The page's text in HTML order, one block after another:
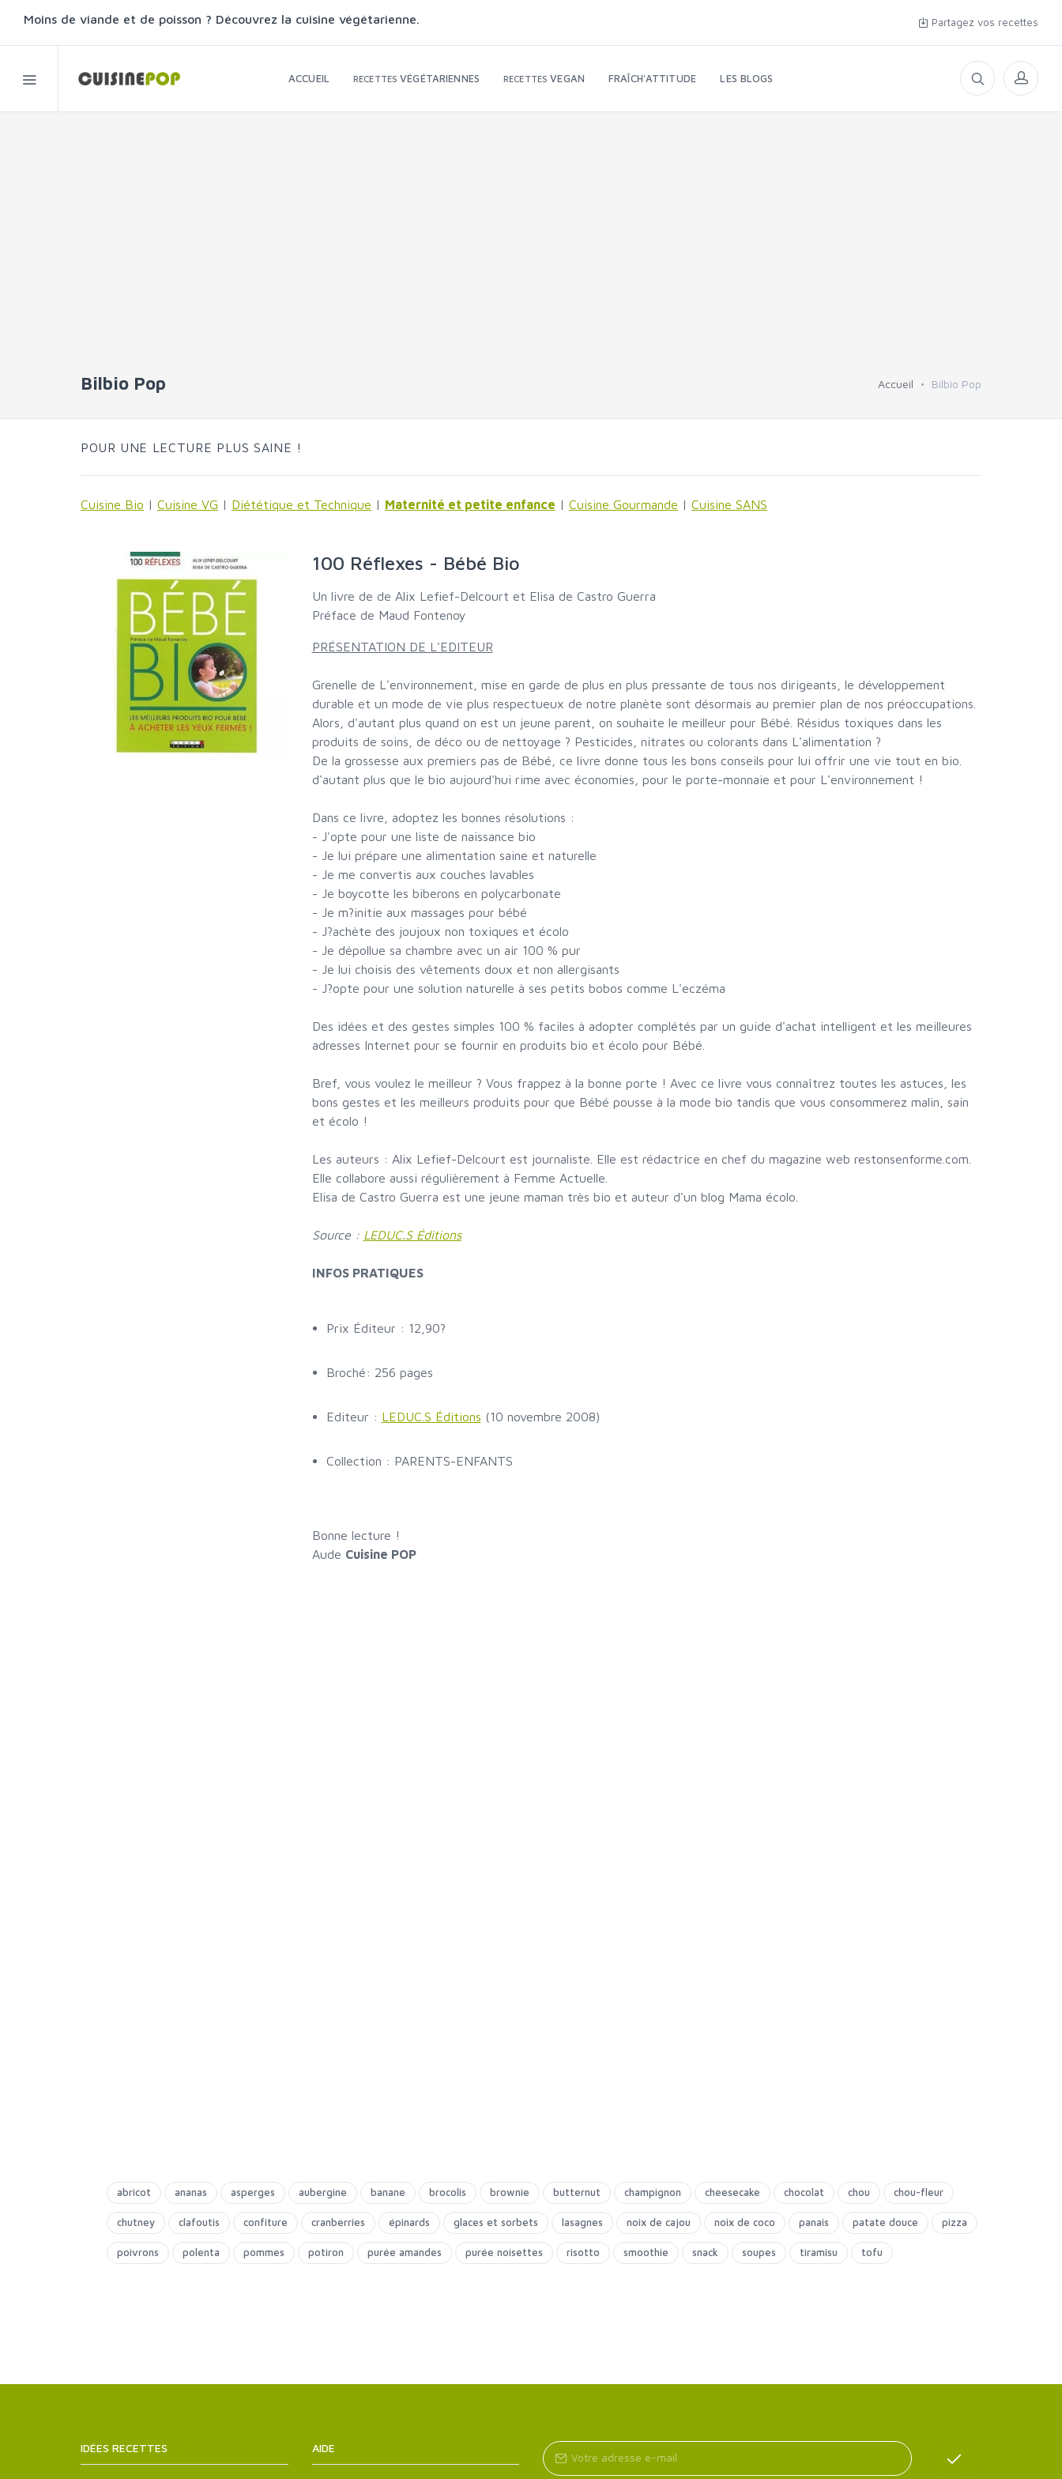
Moins de viande et de poisson ? Découvrez la cuisine végétarienne. Partagez vos recettes
ACCUEIL RECETTESVÉGÉTARIENNES RECETTESVEGAN FRAÎCH'ATTITUDE LES BLOGS
Bilbio Pop Accueil Bilbio Pop
POUR UNE LECTURE PLUS SAINE !
Cuisine Bio | Cuisine VG | Diététique et Technique | Maternité et petite enfance | Cuisine Gourmande | Cuisine SANS
100 Réflexes - Bébé Bio
Un livre de de Alix Lefief-Delcourt et Elisa de Castro Guerra
Préface de Maud Fontenoy
PRÉSENTATION DE L'EDITEUR
Grenelle de L'environnement, mise en garde de plus en plus pressante de tous nos dirigeants, le développement
durable et un mode de vie plus respectueux de notre planète sont désormais au premier plan de nos préoccupations.
Alors, d'autant plus quand on est un jeune parent, on souhaite le meilleur pour Bébé. Résidus toxiques dans les
produits de soins, de déco ou de nettoyage ? Pesticides, nitrates ou colorants dans L'alimentation ?
De la grossesse aux premiers pas de Bébé, ce livre donne tous les bons conseils pour lui offrir une vie tout en bio.
d'autant plus que le bio aujourd'hui rime avec économies, pour le porte-monnaie et pour L'environnement !
Dans ce livre, adoptez les bonnes résolutions :
- J'opte pour une liste de naissance bio
- Je lui prépare une alimentation saine et naturelle
- Je me convertis aux couches lavables
- Je boycotte les biberons en polycarbonate
- Je m?initie aux massages pour bébé
- J?achète des joujoux non toxiques et écolo
- Je dépollue sa chambre avec un air 100 % pur
- Je lui choisis des vêtements doux et non allergisants
- J?opte pour une solution naturelle à ses petits bobos comme L'eczéma
Des idées et des gestes simples 100 % faciles à adopter complétés par un guide d'achat intelligent et les meilleures
adresses Internet pour se fournir en produits bio et écolo pour Bébé.
Bref, vous voulez le meilleur ? Vous frappez à la bonne porte ! Avec ce livre vous connaîtrez toutes les astuces, les
bons gestes et les meilleurs produits pour que Bébé pousse à la mode bio tandis que vous consommerez malin, sain
et écolo !
Les auteurs : Alix Lefief-Delcourt est journaliste. Elle est rédactrice en chef du magazine web restonsenforme.com.
Elle collabore aussi régulièrement à Femme Actuelle.
Elisa de Castro Guerra est une jeune maman très bio et auteur d'un blog Mama écolo.
Source : LEDUC.S Éditions
INFOS PRATIQUES
Prix Éditeur : 12,90?
Broché: 256 pages
Editeur : LEDUC.S Éditions (10 novembre 2008)
Collection : PARENTS-ENFANTS
Bonne lecture !
Aude Cuisine POP
abricot ananas asperges aubergine banane brocolis brownie butternut champignon cheesecake chocolat chou chou-fleur
chutney clafoutis confiture cranberries épinards glaces et sorbets lasagnes noix de cajou noix de coco panais patate douce pizza
poivrons polenta pommes potiron purée amandes purée noisettes risotto smoothie snack soupes tiramisu tofu
IDÉES RECETTES AIDE